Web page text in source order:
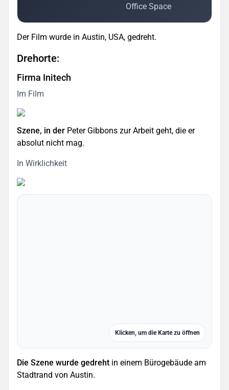
Office Space
Der Film wurde in Austin, USA, gedreht.
Drehorte:
Firma Initech
Im Film
Szene, in der Peter Gibbons zur Arbeit geht, die er
absolut nicht mag.
In Wirklichkeit
Klicken, um die Karte zu öffnen
Die Szene wurde gedreht in einem Bürogebäude am
Stadtrand von Austin.